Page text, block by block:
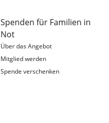
Spenden für Familien in
Not
Über das Angebot
Mitglied werden
Spende verschenken